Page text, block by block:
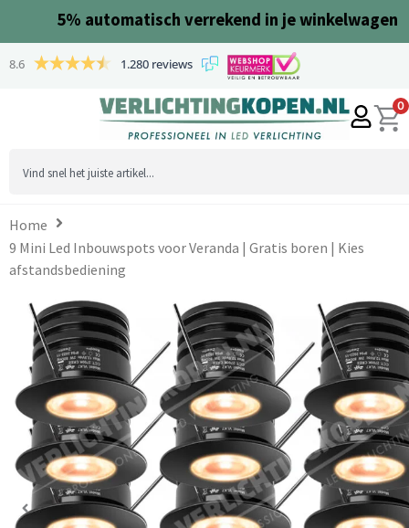
inhoud
5% automatisch verrekend in je winkelwagen
8.6 1.280 reviews
0
Home
9 Mini Led Inbouwspots voor Veranda | Gratis boren | Kies
afstandsbediening